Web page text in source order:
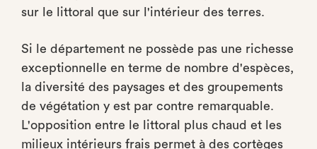
sur le littoral que sur l'intérieur des terres.
Si le département ne possède pas une richesse
exceptionnelle en terme de nombre d'espèces,
la diversité des paysages et des groupements
de végétation y est par contre remarquable.
L'opposition entre le littoral plus chaud et les
milieux intérieurs frais permet à des cortèges